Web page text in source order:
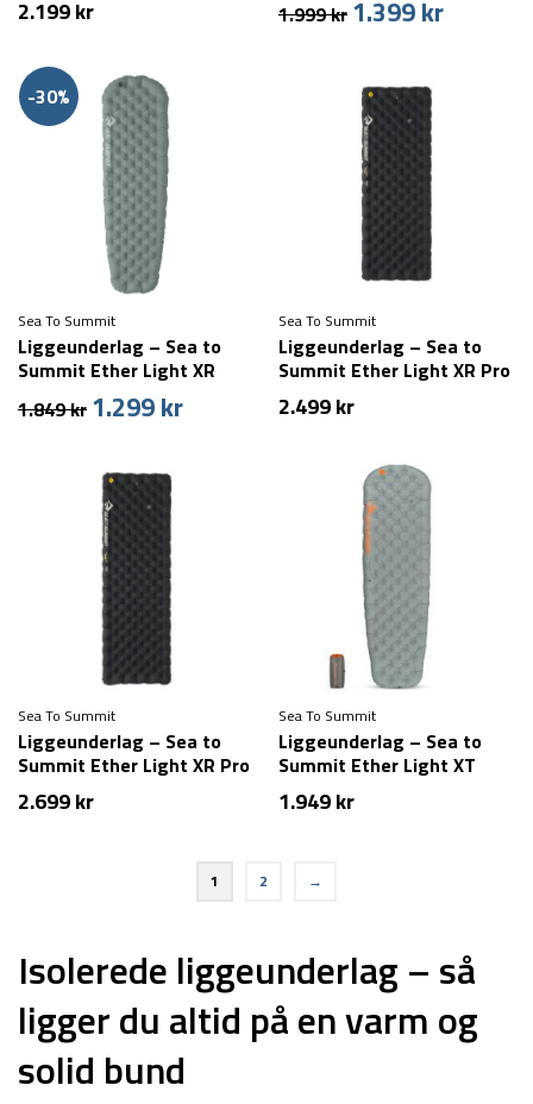
Regular
2.199kr 1.999kr Den
var:
1.999 kr.
1.399krDen
-30%
Sea To Summit
Liggeunderlag – Sea to
Summit Ether Light XR
Insulated ASC Mat –
Regular
1.849kr Den
var:
1.849 kr.
1.299krDen
Sea To Summit
Liggeunderlag – Sea to
Summit Ether Light XR Pro
Ins ASC Mat – Rectangular
– Regular
2.499kr
Sea To Summit
Liggeunderlag – Sea to
Summit Ether Light XR Pro
Insulated ASC Mat – Large
– Rectangular
2.699kr
Sea To Summit
Liggeunderlag – Sea to
Summit Ether Light XT
Insulated Mat – Regular
1.949kr
1 2 →
Isolerede liggeunderlag – så
ligger du altid på en varm og
solid bund